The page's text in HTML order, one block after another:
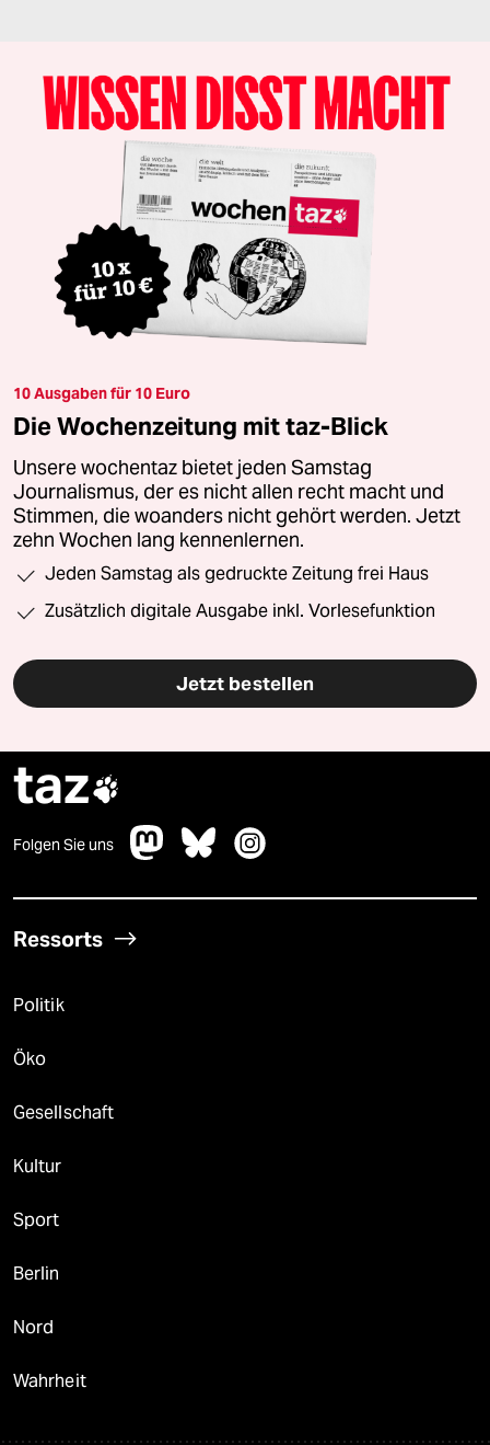
10 Ausgaben für 10 Euro
Die Wochenzeitung mit taz-Blick
Unsere wochentaz bietet jeden Samstag
Journalismus, der es nicht allen recht macht und
Stimmen, die woanders nicht gehört werden. Jetzt
zehn Wochen lang kennenlernen.
Jeden Samstag als gedruckte Zeitung frei Haus
Zusätzlich digitale Ausgabe inkl. Vorlesefunktion
Jetzt bestellen
taz
Folgen Sie uns
Ressorts
Politik
Öko
Gesellschaft
Kultur
Sport
Berlin
Nord
Wahrheit